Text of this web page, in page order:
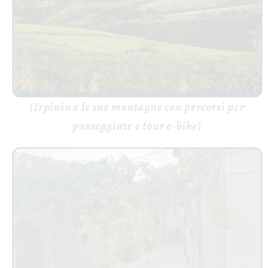
(Irpinia e le sue montagne con percorsi per
passeggiate e tour e-bike)